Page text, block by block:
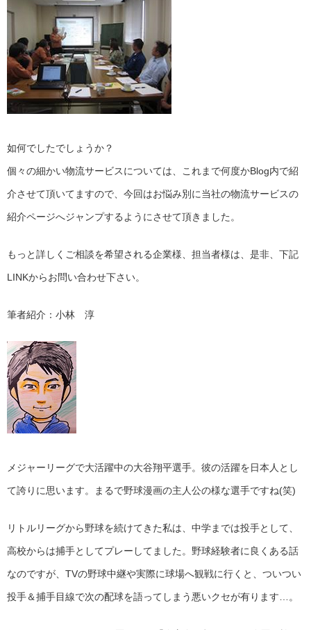
如何でしたでしょうか？
個々の細かい物流サービスについては、これまで何度かBlog内で紹
介させて頂いてますので、今回はお悩み別に当社の物流サービスの
紹介ページへジャンプするようにさせて頂きました。
もっと詳しくご相談を希望される企業様、担当者様は、是非、下記
LINKからお問い合わせ下さい。
筆者紹介：小林 淳
メジャーリーグで大活躍中の大谷翔平選手。彼の活躍を日本人とし
て誇りに思います。まるで野球漫画の主人公の様な選手ですね(笑)
リトルリーグから野球を続けてきた私は、中学までは投手として、
高校からは捕手としてプレーしてました。野球経験者に良くある話
なのですが、TVの野球中継や実際に球場へ観戦に行くと、ついつい
投手＆捕手目線で次の配球を語ってしまう悪いクセが有ります…。